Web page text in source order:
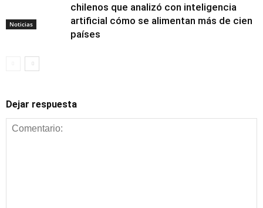
Noticias
Alimentación y
nutrición
chilenos que analizó con inteligencia
artificial cómo se alimentan más de cien
países
Dejar respuesta